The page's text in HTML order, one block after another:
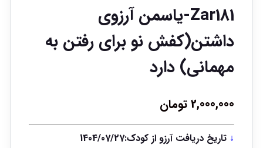
Zar181-یاسمن آرزوی
داشتن(کفش نو برای رفتن به
مهمانی) دارد
2,000,000تومان
↓ تاریخ دریافت آرزو از کودک:1404/07/27